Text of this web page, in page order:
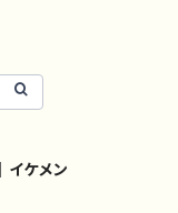
イケメン